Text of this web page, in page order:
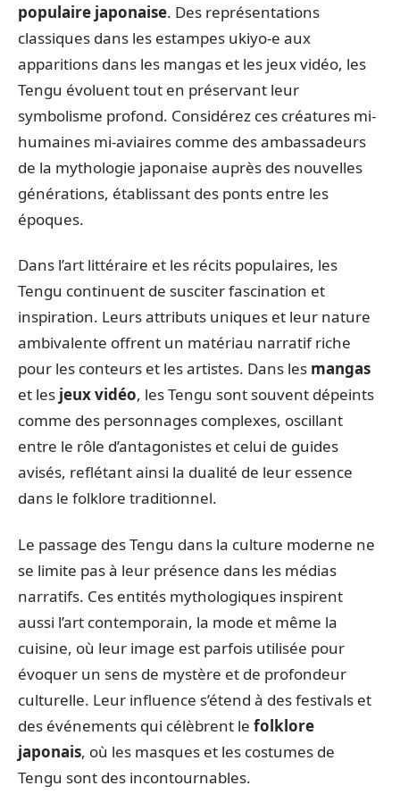
populaire japonaise. Des représentations
classiques dans les estampes ukiyo-e aux
apparitions dans les mangas et les jeux vidéo, les
Tengu évoluent tout en préservant leur
symbolisme profond. Considérez ces créatures mi-
humaines mi-aviaires comme des ambassadeurs
de la mythologie japonaise auprès des nouvelles
générations, établissant des ponts entre les
époques.
Dans l’art littéraire et les récits populaires, les
Tengu continuent de susciter fascination et
inspiration. Leurs attributs uniques et leur nature
ambivalente offrent un matériau narratif riche
pour les conteurs et les artistes. Dans les mangas
et les jeux vidéo, les Tengu sont souvent dépeints
comme des personnages complexes, oscillant
entre le rôle d’antagonistes et celui de guides
avisés, reflétant ainsi la dualité de leur essence
dans le folklore traditionnel.
Le passage des Tengu dans la culture moderne ne
se limite pas à leur présence dans les médias
narratifs. Ces entités mythologiques inspirent
aussi l’art contemporain, la mode et même la
cuisine, où leur image est parfois utilisée pour
évoquer un sens de mystère et de profondeur
culturelle. Leur influence s’étend à des festivals et
des événements qui célèbrent le folklore
japonais, où les masques et les costumes de
Tengu sont des incontournables.